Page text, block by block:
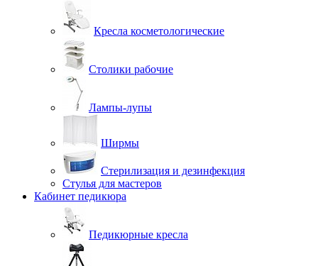
Кресла косметологические
Столики рабочие
Лампы-лупы
Ширмы
Стерилизация и дезинфекция
Стулья для мастеров
Кабинет педикюра
Педикюрные кресла